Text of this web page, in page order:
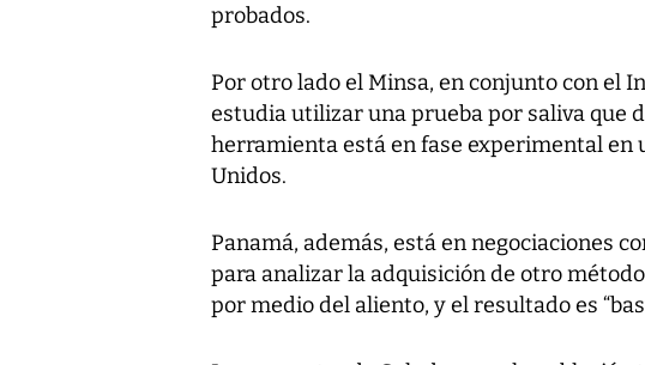
probados.
Por otro lado el Minsa, en conjunto con el
estudia utilizar una prueba por saliva que
herramienta está en fase experimental en
Unidos.
Panamá, además, está en negociaciones
para analizar la adquisición de otro
por medio del aliento, y el resultado es